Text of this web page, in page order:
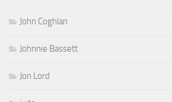
John Coghlan
Johnnie Bassett
Jon Lord